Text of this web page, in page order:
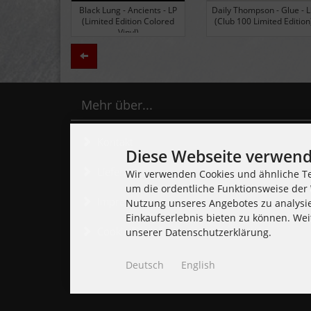
Black Lung - Ancients - LP
(Limited Edition Colored
Vinyl)
Daily Thompson - Glue -
(Club 100 Limited
Zurück
Mehr über...
Lieferzeit
Impressum
Cookie Einstellungen
Diese Webseite
Wir verwenden Cookies und ähnliche
um die ordentliche Funktionsweise
Nutzung unseres Angebotes zu
Einkaufserlebnis bieten zu können.
unserer Datenschutzerklärung.
Deutsch English